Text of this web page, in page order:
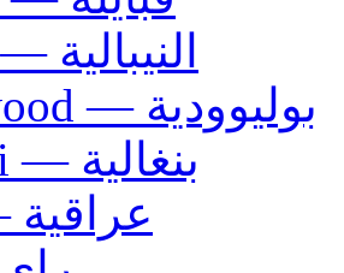
Nepali — النيبالية
Bollywood — بوليوودية
Bengali — بنغالية
Iraqi — عراقية